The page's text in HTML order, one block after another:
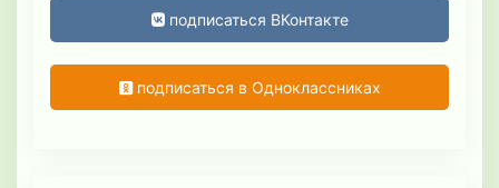
подписаться ВКонтакте
подписаться в Одноклассниках